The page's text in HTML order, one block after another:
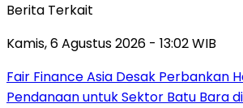
Berita Terkait
Kamis, 6 Agustus 2026 - 13:02 WIB
Fair Finance Asia Desak Perbankan
Pendanaan untuk Sektor Batu Bara di